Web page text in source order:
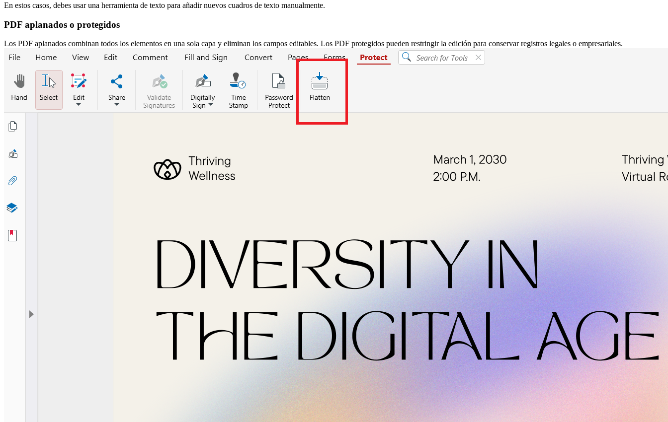
En estos casos, debes usar una herramienta de texto para añadir nuevos cuadros de texto manualmente.
PDF aplanados o protegidos
Los PDF aplanados combinan todos los elementos en una sola capa y eliminan los campos editables. Los PDF protegidos pueden restringir la edición para conservar registros legales o empresariales.